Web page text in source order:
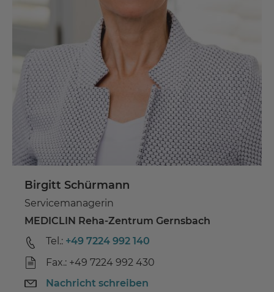
Birgitt Schürmann
Servicemanagerin
MEDICLIN Reha-Zentrum Gernsbach
Tel.: +49 7224 992 140
Fax.: +49 7224 992 430
Nachricht schreiben